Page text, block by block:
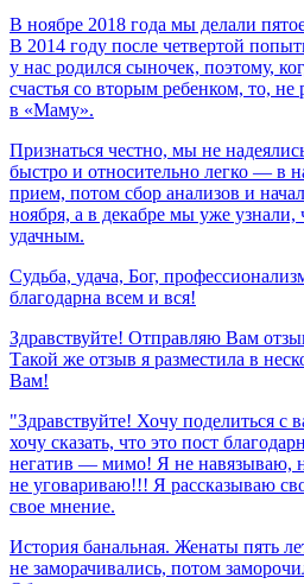
В ноябре 2018 года мы делали
В 2014 году после четвертой
у нас родился сыночек, поэтому,
счастья со вторым ребенком, то,
в «Маму».
Признаться честно, мы не
быстро и относительно легко — в
прием, потом сбор анализов и
ноября, а в декабре мы уже узнали,
удачным.
Судьба, удача, Бог,
благодарна всем и вся!
Здравствуйте! Отправляю Вам
Такой же отзыв я разместила в
Вам!
"Здравствуйте! Хочу поделиться с
хочу сказать, что это пост
негатив — мимо! Я не навязываю,
не уговариваю!!! Я рассказываю
свое мнение.
История банальная. Женаты пять
не заморачивались, потом